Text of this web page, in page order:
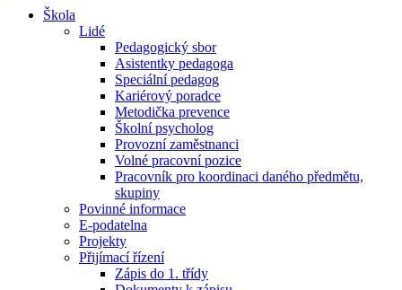
Škola
Lidé
Pedagogický sbor
Asistentky pedagoga
Speciální pedagog
Kariérový poradce
Metodička prevence
Školní psycholog
Provozní zaměstnanci
Volné pracovní pozice
Pracovník pro koordinaci daného předmětu,
skupiny
Povinné informace
E-podatelna
Projekty
Přijímací řízení
Zápis do 1. třídy